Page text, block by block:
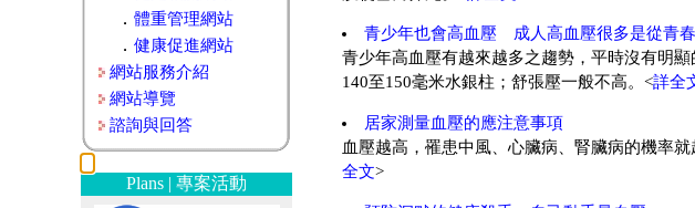
． 體重管理網站
． 健康促進網站
網站服務介紹
網站導覽
諮詢與回答
Plans | 專案活動
青少年也會高血壓 成人高血壓很多是從青
青少年高血壓有越來越多之趨勢，平時沒有明
140至150毫米水銀柱；舒張壓一般不高。<詳全
居家測量血壓的應注意事項
血壓越高，罹患中風、心臟病、腎臟病的機率
全文>